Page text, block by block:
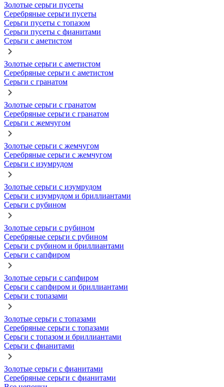
Золотые серьги пусеты
Серебряные серьги пусеты
Серьги пусеты с топазом
Серьги пусеты с фианитами
Серьги с аметистом
Золотые серьги с аметистом
Серебряные серьги с аметистом
Серьги с гранатом
Золотые серьги с гранатом
Серебряные серьги с гранатом
Серьги с жемчугом
Золотые серьги с жемчугом
Серебряные серьги с жемчугом
Серьги с изумрудом
Золотые серьги с изумрудом
Серьги с изумрудом и бриллиантами
Серьги с рубином
Золотые серьги с рубином
Серебряные серьги с рубином
Серьги с рубином и бриллиантами
Серьги с сапфиром
Золотые серьги с сапфиром
Серьги с сапфиром и бриллиантами
Серьги с топазами
Золотые серьги с топазами
Серебряные серьги с топазами
Серьги с топазом и бриллиантами
Серьги с фианитами
Золотые серьги с фианитами
Серебряные серьги с фианитами